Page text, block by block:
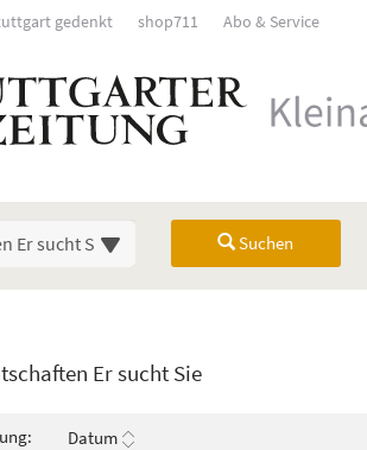
gedenkt shop711 Abo & Service
Suchen
Drücken Sie die Eingabetaste, um
Er sucht Sie
Datum